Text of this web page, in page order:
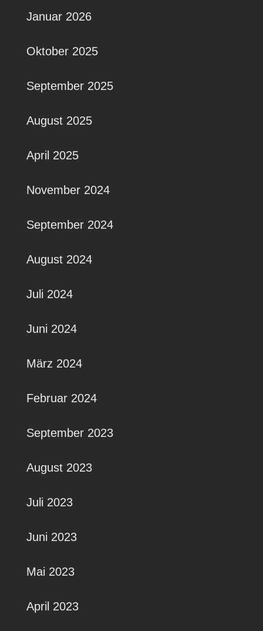
Januar 2026
Oktober 2025
September 2025
August 2025
April 2025
November 2024
September 2024
August 2024
Juli 2024
Juni 2024
März 2024
Februar 2024
September 2023
August 2023
Juli 2023
Juni 2023
Mai 2023
April 2023